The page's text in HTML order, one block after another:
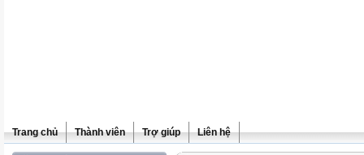
Trang chủ Thành viên Trợ giúp Liên hệ